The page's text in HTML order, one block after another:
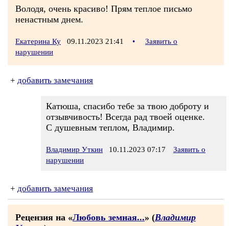
Володя, очень красиво! Прям теплое письмо
ненастным днем.
Екатерина Ку 09.11.2023 21:41 •
Заявить о
нарушении
+ добавить замечания
Катюша, спасибо тебе за твою доброту и
отзывчивость! Всегда рад твоей оценке.
С душевным теплом, Владимир.
Владимир Уткин 10.11.2023 07:17
Заявить о
нарушении
+ добавить замечания
Рецензия на «Любовь земная...» (Владимир